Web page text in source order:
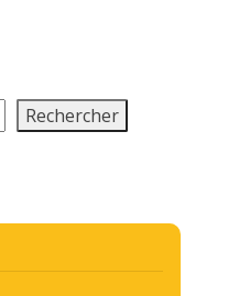
Rechercher